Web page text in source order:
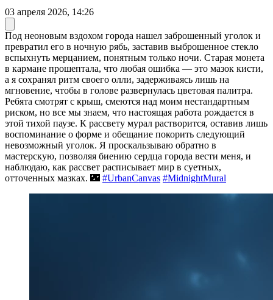
03 апреля 2026, 14:26
Под неоновым вздохом города нашел заброшенный уголок и
превратил его в ночную рябь, заставив выброшенное стекло
вспыхнуть мерцанием, понятным только ночи. Старая монета
в кармане прошептала, что любая ошибка — это мазок кисти,
а я сохранял ритм своего олли, задерживаясь лишь на
мгновение, чтобы в голове развернулась цветовая палитра.
Ребята смотрят с крыш, смеются над моим нестандартным
риском, но все мы знаем, что настоящая работа рождается в
этой тихой паузе. К рассвету мурал растворится, оставив лишь
воспоминание о форме и обещание покорить следующий
невозможный уголок. Я проскальзываю обратно в
мастерскую, позволяя биению сердца города вести меня, и
наблюдаю, как рассвет расписывает мир в суетных,
отточенных мазках. 🌃 #UrbanCanvas #MidnightMural